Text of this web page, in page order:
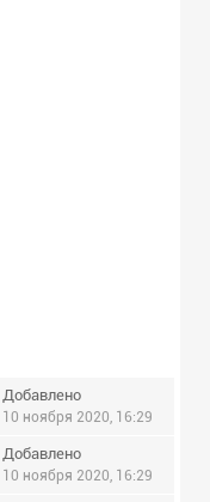
Добавлено
10 ноября 2020, 16:29
Добавлено
10 ноября 2020, 16:29